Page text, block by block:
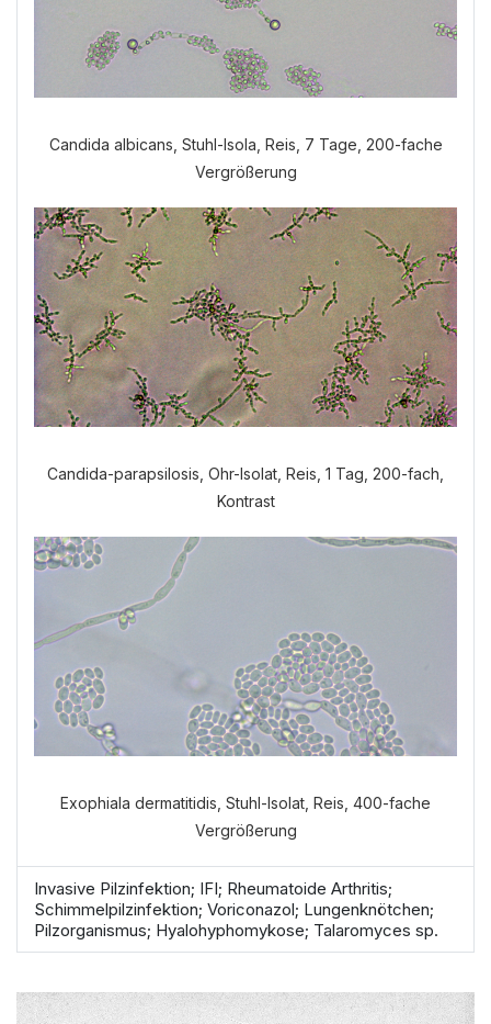
Candida albicans, Stuhl-Isola, Reis, 7 Tage, 200-fache
Vergrößerung
Candida-parapsilosis, Ohr-Isolat, Reis, 1 Tag, 200-fach,
Kontrast
Exophiala dermatitidis, Stuhl-Isolat, Reis, 400-fache
Vergrößerung
Invasive Pilzinfektion; IFI; Rheumatoide Arthritis;
Schimmelpilzinfektion; Voriconazol; Lungenknötchen;
Pilzorganismus; Hyalohyphomykose; Talaromyces sp.
Welche Anamnese möchten Sie
durchführen?
VERDAUUNGSANAMNESE
NORMALE ANAMNESE